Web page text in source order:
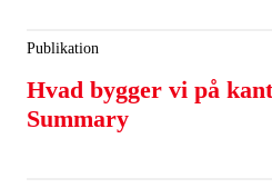
Publikation
Hvad bygger vi på
Summary